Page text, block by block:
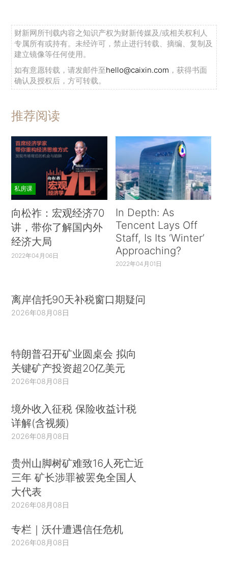
财新网所刊载内容之知识产权为财新传媒及/或相关权利人
专属所有或持有。未经许可，禁止进行转载、摘编、复制及
建立镜像等任何使用。
如有意愿转载，请发邮件至hello@caixin.com ，获得书面
确认及授权后，方可转载。
推荐阅读
私房课
向松祚：宏观经济70
讲，带你了解国内外
经济大局
2022年04月06日
In Depth: As
Tencent Lays Off
Staff, Is Its ‘Winter’
Approaching?
2022年04月01日
离岸信托90天补税窗口期疑问
2026年08月08日
特朗普召开矿业圆桌会 拟向
关键矿产投资超20亿美元
2026年08月08日
境外收入征税 保险收益计税
详解(含视频)
2026年08月08日
贵州山脚树矿难致16人死亡近
三年 矿长涉罪被罢免全国人
大代表
2026年08月08日
专栏｜沃什遭遇信任危机
2026年08月08日